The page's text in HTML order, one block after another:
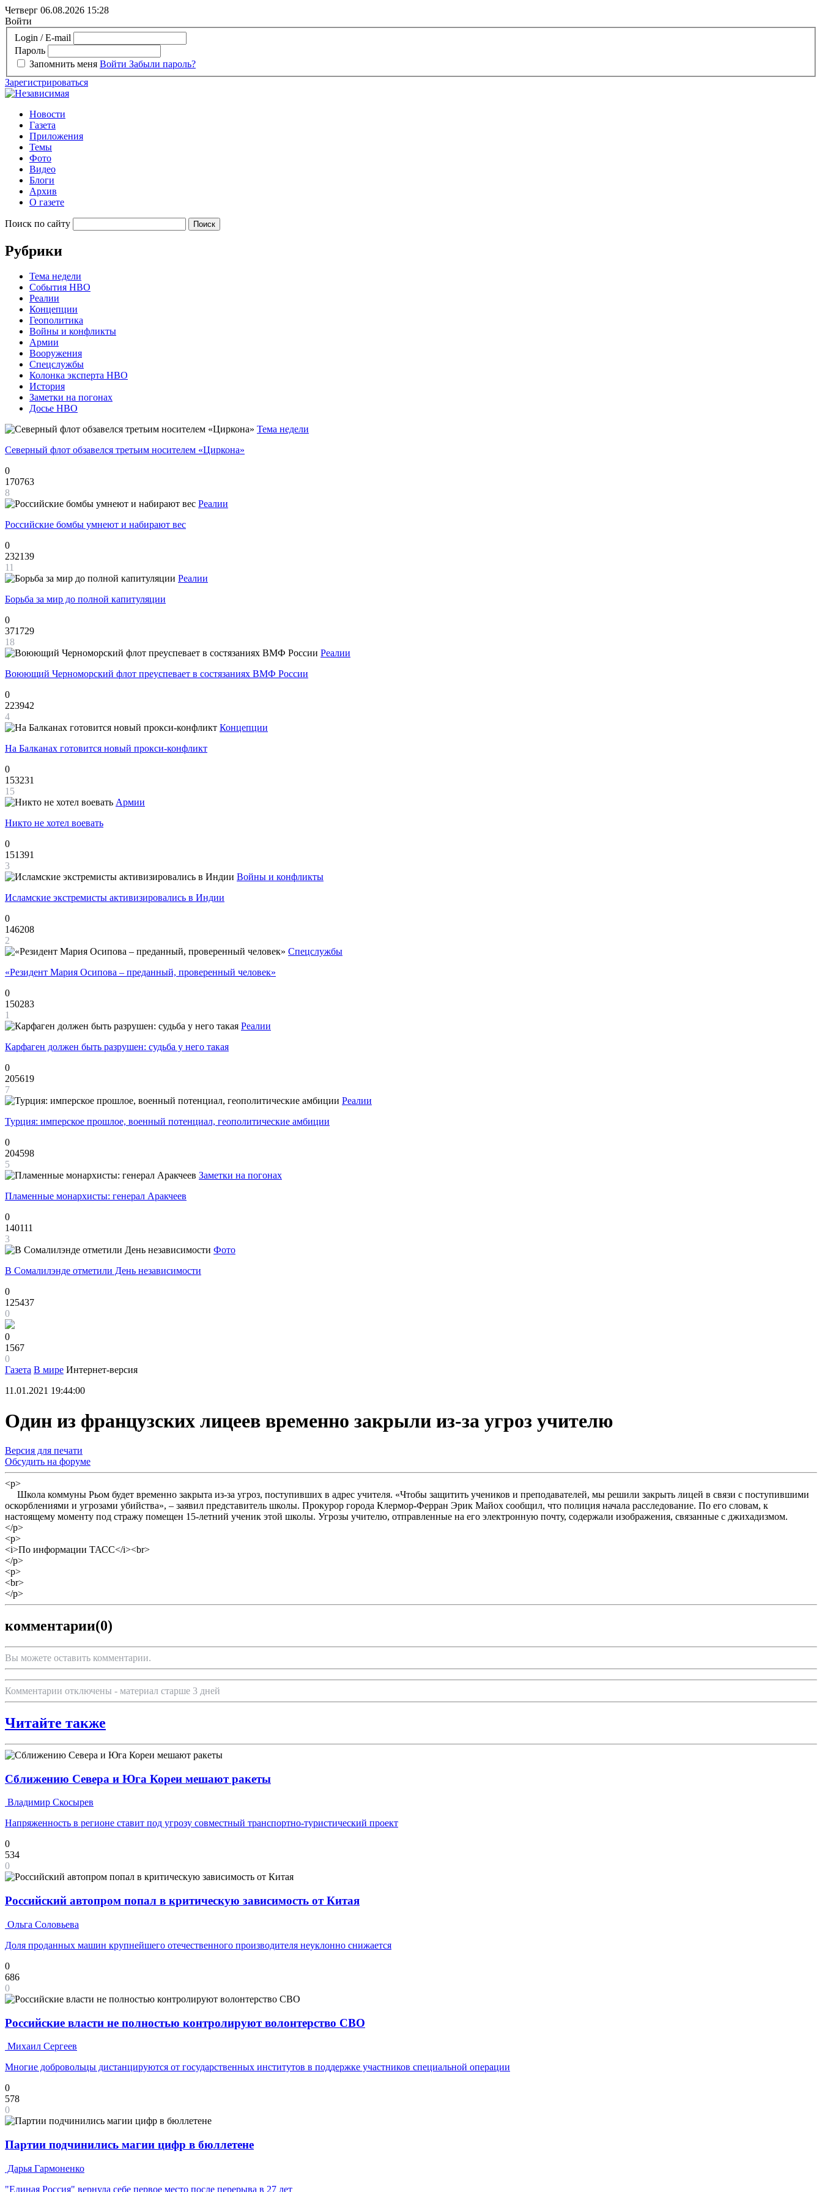
Четверг 06.08.2026 15:28
Войти
Login / E-mail
Пароль
Запомнить меня Войти Забыли пароль?
Зарегистрироваться
Новости
Газета
Приложения
Темы
Фото
Видео
Блоги
Архив
О газете
Поиск по сайту
Рубрики
Тема недели
События НВО
Реалии
Концепции
Геополитика
Войны и конфликты
Армии
Вооружения
Спецслужбы
Колонка эксперта НВО
История
Заметки на погонах
Досье НВО
Тема недели
Северный флот обзавелся третьим носителем «Циркона»
0
170763
8
Реалии
Российские бомбы умнеют и набирают вес
0
232139
11
Реалии
Борьба за мир до полной капитуляции
0
371729
18
Реалии
Воюющий Черноморский флот преуспевает в состязаниях ВМФ России
0
223942
4
Концепции
На Балканах готовится новый прокси-конфликт
0
153231
15
Армии
Никто не хотел воевать
0
151391
3
Войны и конфликты
Исламские экстремисты активизировались в Индии
0
146208
2
Спецслужбы
«Резидент Мария Осипова – преданный, проверенный человек»
0
150283
1
Реалии
Карфаген должен быть разрушен: судьба у него такая
0
205619
7
Реалии
Турция: имперское прошлое, военный потенциал, геополитические амбиции
0
204598
5
Заметки на погонах
Пламенные монархисты: генерал Аракчеев
0
140111
3
Фото
В Сомалилэнде отметили День независимости
0
125437
0
0
1567
0
Газета В мире Интернет-версия
11.01.2021 19:44:00
Один из французских лицеев временно закрыли из-за угроз учителю
Версия для печати
Обсудить на форуме
<p>
Школа коммуны Рьом будет временно закрыта из-за угроз, поступивших в адрес учителя. «Чтобы защитить учеников и преподавателей, мы решили закрыть лицей в связи с поступившими
оскорблениями и угрозами убийства», – заявил представитель школы. Прокурор города Клермор-Ферран Эрик Майох сообщил, что полиция начала расследование. По его словам, к
настоящему моменту под стражу помещен 15-летний ученик этой школы. Угрозы учителю, отправленные на его электронную почту, содержали изображения, связанные с джихадизмом.
</p>
<p>
<i>По информации ТАСС</i><br>
</p>
<p>
<br>
</p>
комментарии(0)
Вы можете оставить комментарии.
Комментарии отключены - материал старше 3 дней
Читайте также
Сближению Севера и Юга Кореи мешают ракеты
Владимир Скосырев
Напряженность в регионе ставит под угрозу совместный транспортно-туристический проект
0
534
0
Российский автопром попал в критическую зависимость от Китая
Ольга Соловьева
Доля проданных машин крупнейшего отечественного производителя неуклонно снижается
0
686
0
Российские власти не полностью контролируют волонтерство СВО
Михаил Сергеев
Многие добровольцы дистанцируются от государственных институтов в поддержке участников специальной операции
0
578
0
Партии подчинились магии цифр в бюллетене
Дарья Гармоненко
"Единая Россия" вернула себе первое место после перерыва в 27 лет